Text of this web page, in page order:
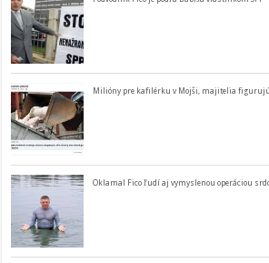
Milióny pre kafilérku v Mojši, majitelia figurujú
Oklamal Fico ľudí aj vymyslenou operáciou